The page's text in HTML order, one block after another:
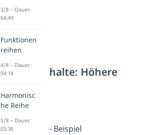
Weitere Inhalte: Höhere
Fourier Analysis
Fourierreihen
Dauer: 05:31
Fourierreihen - Beispiel
3/8 – Dauer:
04:49
Funktionen
reihen
4/8 – Dauer:
04:18
Harmonisc
he Reihe
5/8 – Dauer:
03:36